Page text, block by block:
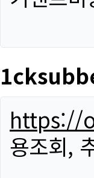
https://
용조회,